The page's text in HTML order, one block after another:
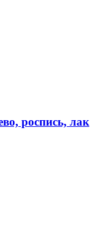
роспись, лак